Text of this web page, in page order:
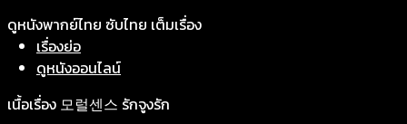
ดูหนังพากย์ไทย ซับไทย เต็มเรื่อง
เรื่องย่อ
ดูหนังออนไลน์
เนื้อเรื่อง 모럴센스 รักจูงรัก